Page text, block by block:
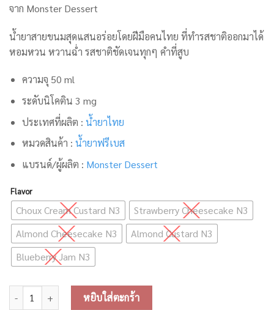
จาก Monster Dessert
น้ำยาสายขนมสุดแสนอร่อยโดยฝีมือคนไทย ที่ทำรสชาติออกมาได้
หอมหวน หวานฉ่ำ รสชาติชัดเจนทุกๆ คำที่สูบ
ความจุ 50 ml
ระดับนิโคติน 3 mg
ประเทศที่ผลิต : น้ำยาไทย
หมวดสินค้า : น้ำยาฟรีเบส
แบรนด์/ผู้ผลิต : Monster Dessert
Flavor
Choux Cream Custard N3
Strawberry Cheesecake N3
Almond Cheesecake N3
Almond Custard N3
Blueberry Jam N3
จำนวน Monster Dessert Freebase 50ml ชิ้น
หยิบใส่ตะกร้า